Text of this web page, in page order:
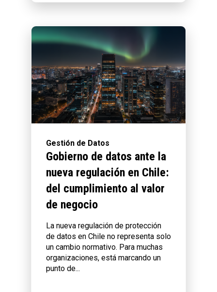
Gestión de Datos
Gobierno de datos ante la
nueva regulación en Chile:
del cumplimiento al valor
de negocio
La nueva regulación de protección
de datos en Chile no representa solo
un cambio normativo. Para muchas
organizaciones, está marcando un
punto de...